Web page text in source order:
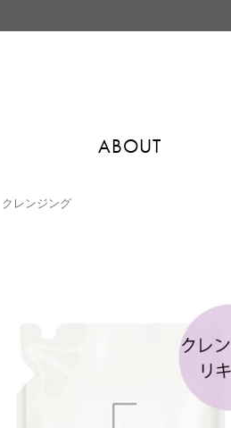
ABOUT
クレンジング